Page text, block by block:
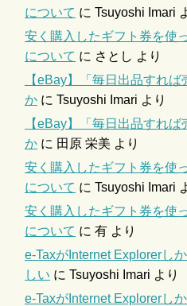
について に Tsuyoshi Imari
安く購入したギフト券を使
について に さとし より
【eBay】「毎日出品すれ
か に Tsuyoshi Imari より
【eBay】「毎日出品すれ
か に 田原 栄美 より
安く購入したギフト券を使
について に Tsuyoshi Imari
安く購入したギフト券を使
について に 有 より
e-TaxがInternet Explorerし
しい に Tsuyoshi Imari より
e-TaxがInternet Explorerし